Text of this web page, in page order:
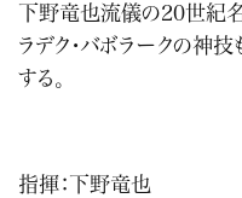
下野竜也流儀の20世紀名
ラデク・バボラークの神
する。
指揮：下野竜也